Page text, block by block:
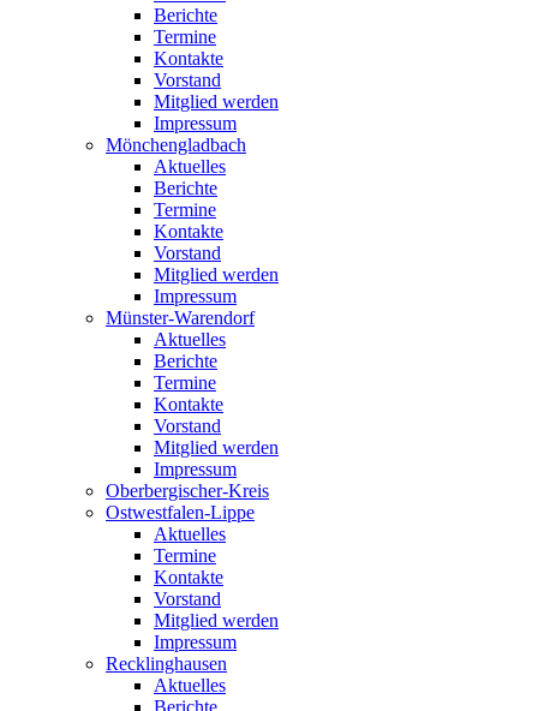
Berichte
Termine
Kontakte
Vorstand
Mitglied werden
Impressum
Mönchengladbach
Aktuelles
Berichte
Termine
Kontakte
Vorstand
Mitglied werden
Impressum
Münster-Warendorf
Aktuelles
Berichte
Termine
Kontakte
Vorstand
Mitglied werden
Impressum
Oberbergischer-Kreis
Ostwestfalen-Lippe
Aktuelles
Termine
Kontakte
Vorstand
Mitglied werden
Impressum
Recklinghausen
Aktuelles
Berichte